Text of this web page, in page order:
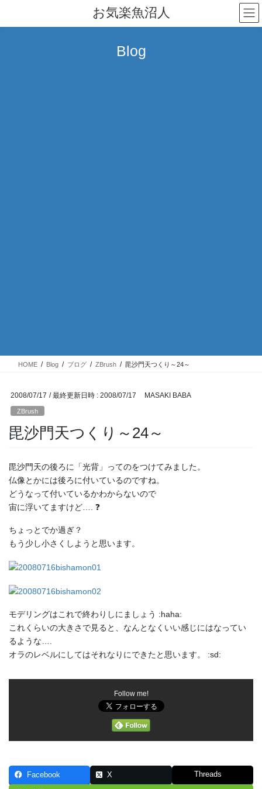
テ
ゲ
お気楽魚沼人
Blog
HOME Blog ブログ ZBrush 毘沙門天つくり～24～
2008/07/17 / 最終更新日時 : 2008/07/17 MASAKI BABA
ZBrush
毘沙門天つくり～24～
毘沙門天の後ろに「光背」ってのをつけてみました。
仏像とかには後ろに付いているのですね。
どうなって付いているかわからないので
宙に浮いてますけど…. ❓
ちょっとでか過ぎ？
もう少し小さくしようと思います。
モデリングはこれで終わりしにましょう :haha:
これくらいの大きさで見ると、なんとなくいい感じにはなってい
るような….
オラのレベルにしてはそれなりにできたと思います。 :sd:
Follow me!
Facebook X Threads